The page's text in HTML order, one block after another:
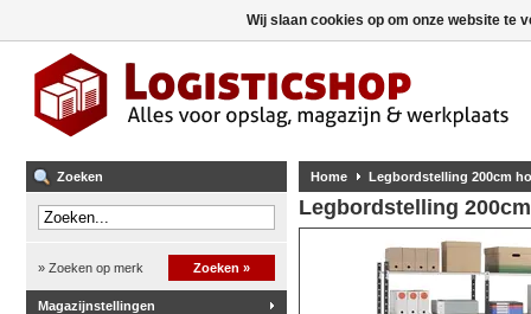
Zoeken
» Zoeken op merk Zoeken »
Magazijnstellingen
Home Legbordstelling 200cm
Legbordstelling
Wij slaan cookies op om onze website te